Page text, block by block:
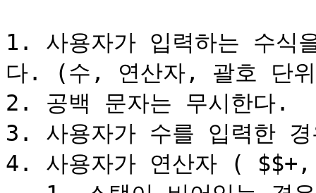
1. 사용자가 입력하는 수식
다. (수, 연산자, 괄호 단
2. 공백 문자는 무시한다.
3. 사용자가 수를 입력한
4. 사용자가 연산자 (